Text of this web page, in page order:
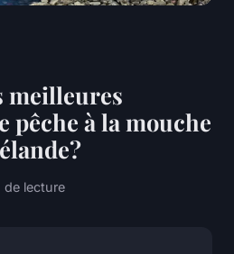
meilleures
pêche à la mouche
de lecture